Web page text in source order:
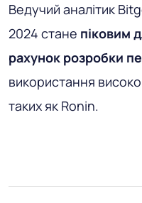
Ведучий аналітик
2024 стане піковим
рахунок розробки
використання
таких як Ronin.